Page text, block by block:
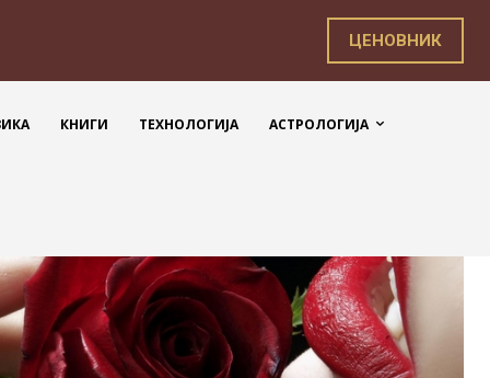
ЦЕНОВНИК
КНИГИ ТЕХНОЛОГИЈА АСТРОЛОГИЈА